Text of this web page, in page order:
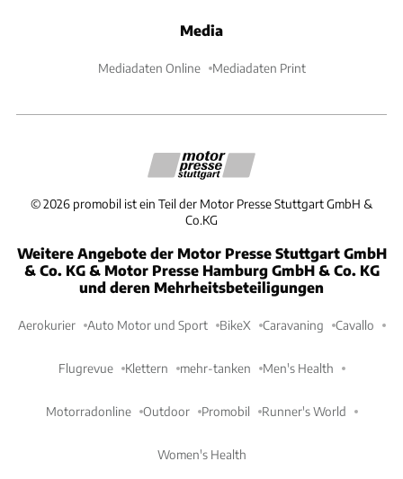
Media
Mediadaten Online Mediadaten Print
©2026 promobil ist ein Teil der Motor Presse Stuttgart GmbH &
Co.KG
Weitere Angebote der Motor Presse Stuttgart GmbH
& Co. KG & Motor Presse Hamburg GmbH & Co. KG
und deren Mehrheitsbeteiligungen
Aerokurier Auto Motor und Sport BikeX Caravaning Cavallo
Flugrevue Klettern mehr-tanken Men's Health
Motorradonline Outdoor Promobil Runner's World
Women's Health